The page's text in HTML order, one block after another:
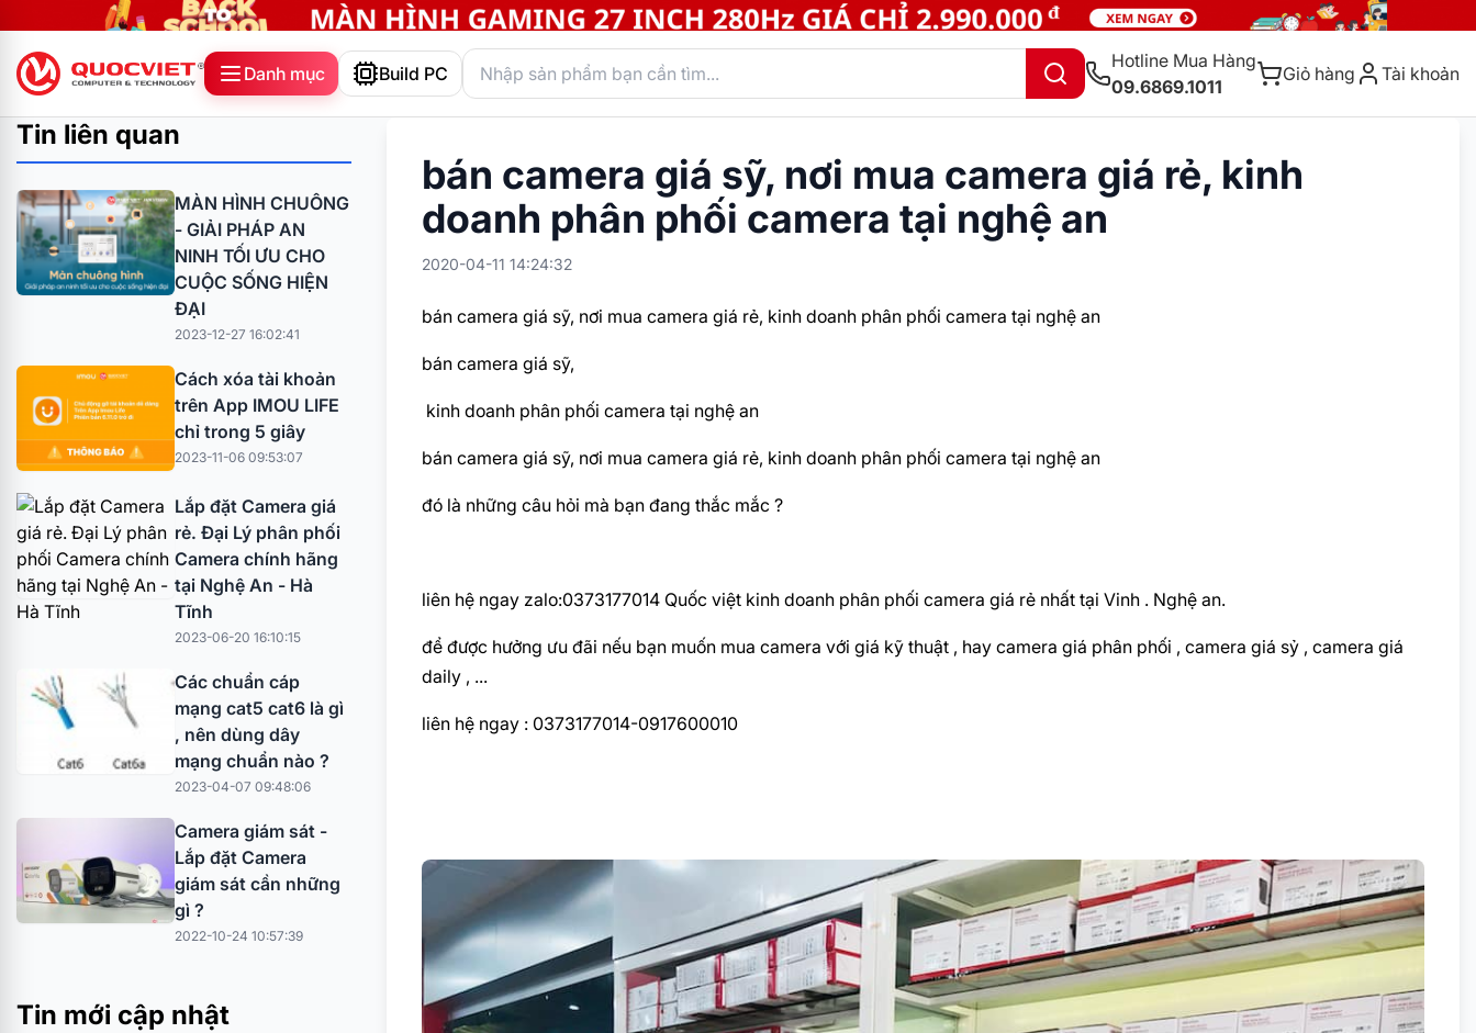
Danh mục Build PC
Hotline Mua Hàng
09.6869.1011
Giỏ hàng Tài khoản
Tin liên quan
MÀN HÌNH CHUÔNG
- GIẢI PHÁP AN
NINH TỐI ƯU CHO
CUỘC SỐNG HIỆN
ĐẠI
2023-12-27 16:02:41
Cách xóa tài khoản
trên App IMOU LIFE
chỉ trong 5 giây
2023-11-06 09:53:07
Lắp đặt Camera giá
rẻ. Đại Lý phân phối
Camera chính hãng
tại Nghệ An - Hà
Tĩnh
2023-06-20 16:10:15
Các chuẩn cáp
mạng cat5 cat6 là gì
, nên dùng dây
mạng chuẩn nào ?
2023-04-07 09:48:06
Camera giám sát -
Lắp đặt Camera
giám sát cần những
gì ?
2022-10-24 10:57:39
Tin mới cập nhật
bán camera giá sỹ, nơi mua camera giá rẻ, kinh
doanh phân phối camera tại nghệ an
2020-04-11 14:24:32
bán camera giá sỹ, nơi mua camera giá rẻ, kinh doanh phân phối camera tại nghệ an
bán camera giá sỹ,
kinh doanh phân phối camera tại nghệ an
bán camera giá sỹ, nơi mua camera giá rẻ, kinh doanh phân phối camera tại nghệ an
đó là những câu hỏi mà bạn đang thắc mắc ?
liên hệ ngay zalo:0373177014 Quốc việt kinh doanh phân phối camera giá rẻ nhất tại Vinh . Nghệ an.
để được hưởng ưu đãi nếu bạn muốn mua camera với giá kỹ thuật , hay camera giá phân phối , camera giá sỷ , camera giá
daily , ...
liên hệ ngay : 0373177014-0917600010